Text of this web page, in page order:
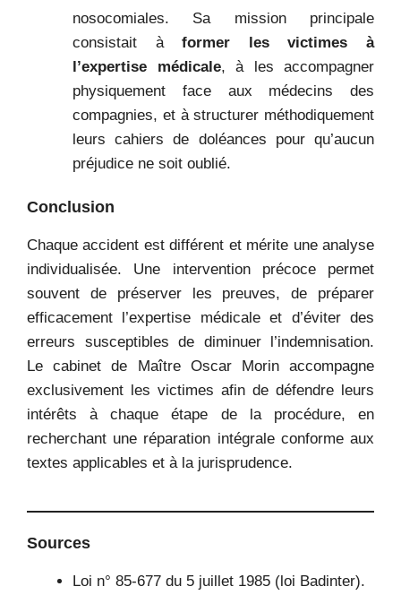
nosocomiales. Sa mission principale
consistait àformer les victimes à
l’expertise médicale, à les accompagner
physiquement face aux médecins des
compagnies, et à structurer méthodiquement
leurs cahiers de doléances pour qu’aucun
préjudice ne soit oublié.
Conclusion
Chaque accident est différent et mérite une analyse
individualisée. Une intervention précoce permet
souvent de préserver les preuves, de préparer
efficacement l’expertise médicale et d’éviter des
erreurs susceptibles de diminuer l’indemnisation.
Le cabinet de Maître Oscar Morin accompagne
exclusivement les victimes afin de défendre leurs
intérêts à chaque étape de la procédure, en
recherchant une réparation intégrale conforme aux
textes applicables et à la jurisprudence.
Sources
Loi n° 85-677 du 5 juillet 1985 (loi Badinter).